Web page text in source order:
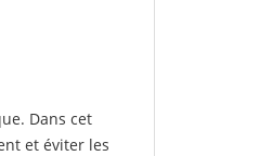
Dans cet
et éviter les